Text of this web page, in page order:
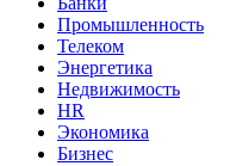
Промышленность
Телеком
Энергетика
Недвижимость
HR
Экономика
Бизнес